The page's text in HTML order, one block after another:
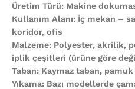
Üretim Türü: Makine
Kullanım Alanı: İç mekan –
koridor, ofis
Malzeme: Polyester, akrilik,
iplik çeşitleri (ürüne göre
Taban: Kaymaz taban,
Yıkama: Bazı modellerde